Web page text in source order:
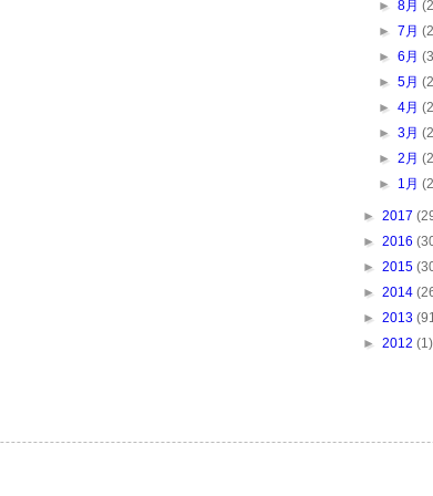
►8月
►7月
►6月
►5月
►4月
►3月
►2月
► 1月
► 2017
► 2016
► 2015
► 2014
► 2013
► 2012 (1)